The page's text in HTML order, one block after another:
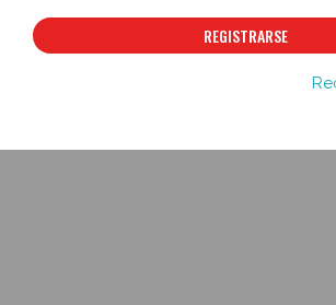
REGISTRARSE